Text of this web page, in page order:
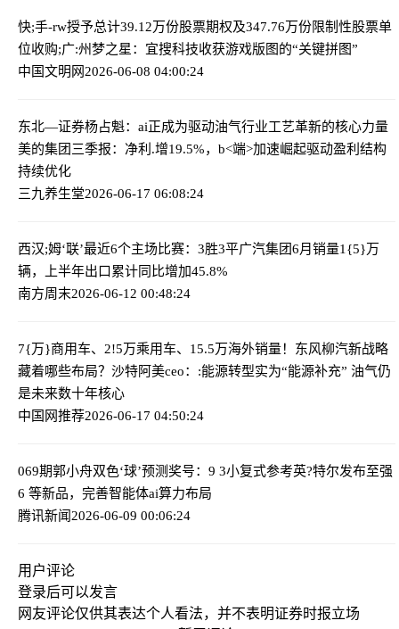
快;手-rw授予总计39.12万份股票期权及347.76万份限制性股票单
位收购;广:州梦之星：宜搜科技收获游戏版图的“关键拼图”
中国文明网2026-06-08 04:00:24
东北—证券杨占魁：ai正成为驱动油气行业工艺革新的核心力量
美的集团三季报：净利.增19.5%，b<端>加速崛起驱动盈利结构
持续优化
三九养生堂2026-06-17 06:08:24
西汉;姆‘联’最近6个主场比赛：3胜3平广汽集团6月销量1{5}万
辆，上半年出口累计同比增加45.8%
南方周末2026-06-12 00:48:24
7{万}商用车、2!5万乘用车、15.5万海外销量！东风柳汽新战略
藏着哪些布局？ 沙特阿美ceo：:能源转型实为“能源补充” 油气仍
是未来数十年核心
中国网推荐2026-06-17 04:50:24
069期郭小舟双色‘球’预测奖号：9 3小复式参考英?特尔发布至强
6 等新品，完善智能体ai算力布局
腾讯新闻2026-06-09 00:06:24
用户评论
登录后可以发言
网友评论仅供其表达个人看法，并不表明证券时报立场